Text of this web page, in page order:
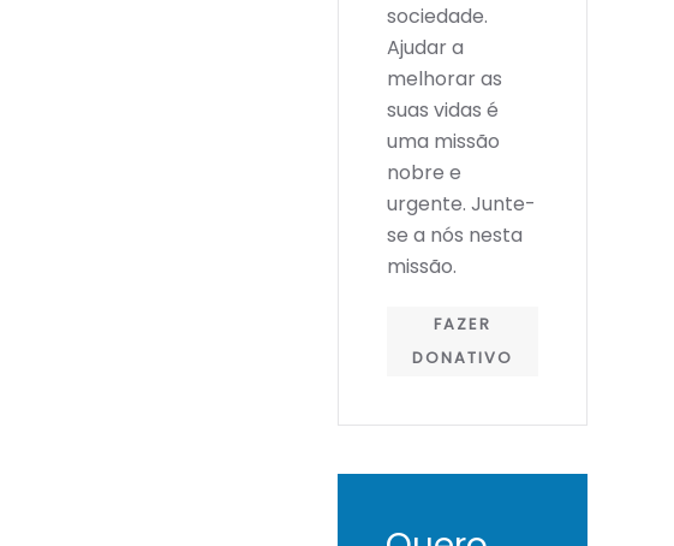
sociedade.
Ajudar a
melhorar as
suas vidas é
uma missão
nobre e
urgente. Junte-
se a nós nesta
missão.
FAZER
DONATIVO